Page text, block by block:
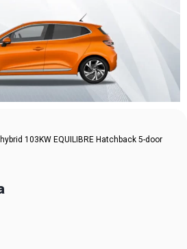
hybrid 103KW EQUILIBRE Hatchback 5-door